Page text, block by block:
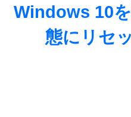
Windows 10
態にリセ